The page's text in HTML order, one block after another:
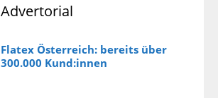
Advertorial
Flatex Österreich: bereits über
300.000 Kund:innen